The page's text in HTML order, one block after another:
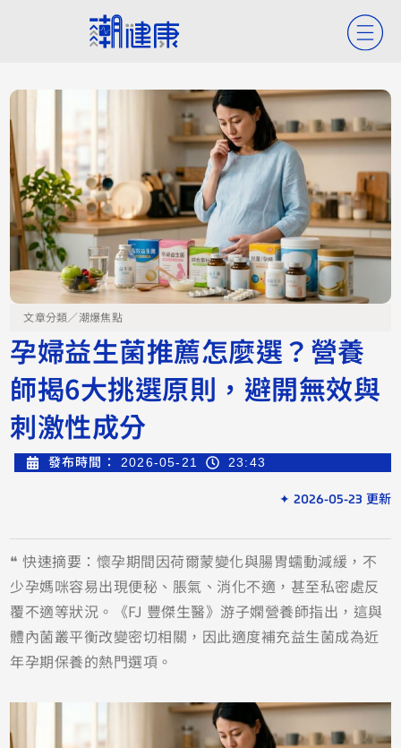
文章分類／潮爆焦點
孕婦益生菌推薦怎麼選？營養
師揭6大挑選原則，避開無效與
刺激性成分
發布時間： 2026-05-21 23:43
✦ 2026-05-23 更新
❝ 快速摘要：懷孕期間因荷爾蒙變化與腸胃蠕動減緩，不
少孕媽咪容易出現便秘、脹氣、消化不適，甚至私密處反
覆不適等狀況。《FJ 豐傑生醫》游子嫻營養師指出，這與
體內菌叢平衡改變密切相關，因此適度補充益生菌成為近
年孕期保養的熱門選項。